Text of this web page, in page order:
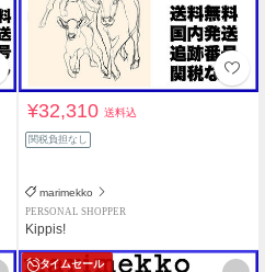
¥32,310送料込
関税負担なし
marimekko
PERSONAL SHOPPER
Kippis!
タイムセール